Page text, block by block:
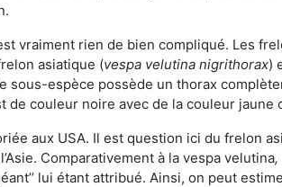
vraiment rien de bien compliqué. Les
asiatique (vespa velutina nigrithorax)
espèce possède un thorax
couleur noire avec de la couleur jaune
aux USA. Il est question ici du frelon
Comparativement à la vespa velutina,
lui étant attribué. Ainsi, on peut